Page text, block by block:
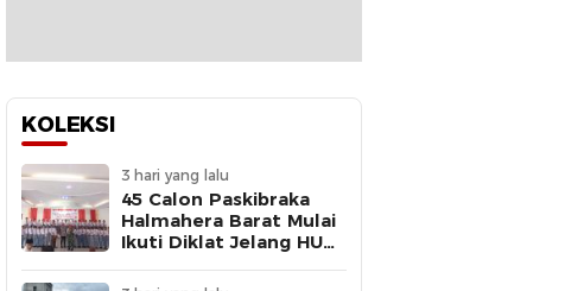
KOLEKSI
3 hari yang lalu
45 Calon Paskibraka
Halmahera Barat Mulai
Ikuti Diklat Jelang HUT